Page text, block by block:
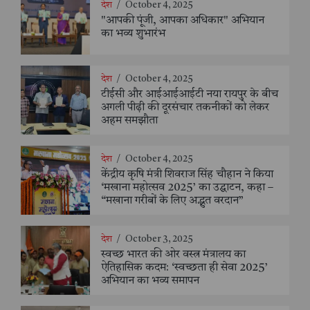
देश / October 4, 2025
"आपकी पूंजी, आपका अधिकार" अभियान
का भव्य शुभारंभ
देश / October 4, 2025
टीईसी और आईआईआईटी नया रायपुर के बीच
अगली पीढ़ी की दूरसंचार तकनीकों को लेकर
अहम समझौता
देश / October 4, 2025
केंद्रीय कृषि मंत्री शिवराज सिंह चौहान ने किया
‘मखाना महोत्सव 2025’ का उद्घाटन, कहा –
“मखाना गरीबों के लिए अद्भुत वरदान”
देश / October 3, 2025
स्वच्छ भारत की ओर वस्त्र मंत्रालय का
ऐतिहासिक कदम: ‘स्वच्छता ही सेवा 2025’
अभियान का भव्य समापन